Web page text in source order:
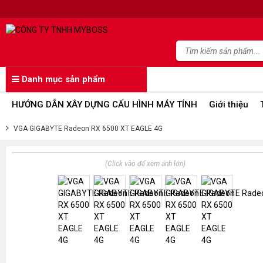
Danh mục sản phẩm
HƯỚNG DẪN XÂY DỰNG CẤU HÌNH MÁY TÍNH Giới thiệu
VGA GIGABYTE Radeon RX 6500 XT EAGLE 4G
(Click vào để xem ảnh lớn)